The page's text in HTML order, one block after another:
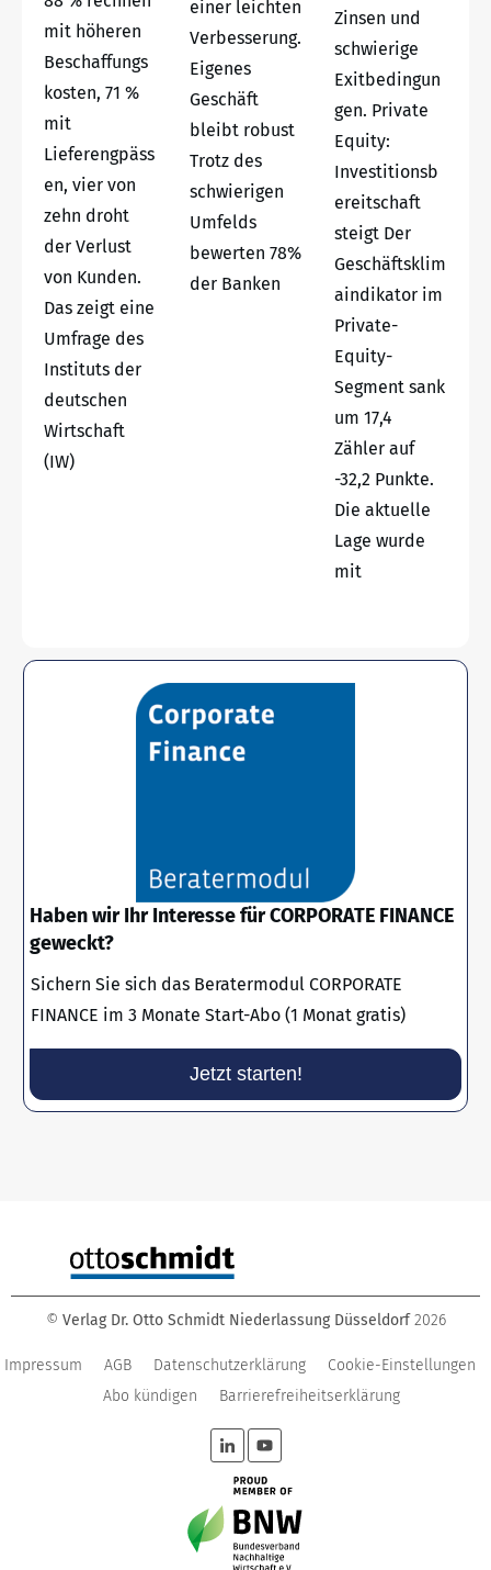
mit höheren
Beschaffungs
kosten, 71 %
mit
Lieferengpäss
en, vier von
zehn droht
der Verlust
von Kunden.
Das zeigt eine
Umfrage des
Instituts der
deutschen
Wirtschaft
(IW)
einer leichten
Verbesserung.
Eigenes
Geschäft
bleibt robust
Trotz des
schwierigen
Umfelds
bewerten 78%
der Banken
Zinsen und
schwierige
Exitbedingun
gen. Private
Equity:
Investitionsb
ereitschaft
steigt Der
Geschäftsklim
aindikator im
Private-
Equity-
Segment sank
um 17,4
Zähler auf
-32,2 Punkte.
Die aktuelle
Lage wurde
mit
Haben wir Ihr Interesse für CORPORATE FINANCE
geweckt?
Sichern Sie sich das Beratermodul CORPORATE
FINANCE im 3 Monate Start-Abo (1 Monat gratis)
Jetzt starten!
© Verlag Dr. Otto Schmidt Niederlassung Düsseldorf 2026
Impressum AGB Datenschutzerklärung
Cookie-Einstellungen
Abo kündigen
Barrierefreiheitserklärung